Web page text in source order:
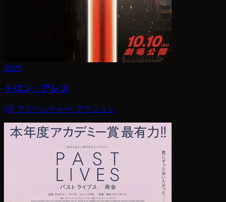
2025
トロン：アレス
SF, アドベンチャー, アクション